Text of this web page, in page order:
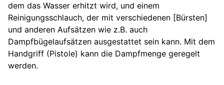
dem das Wasser erhitzt wird, und einem
Reinigungsschlauch, der mit verschiedenen [Bürsten]
und anderen Aufsätzen wie z.B. auch
Dampfbügelaufsätzen ausgestattet sein kann. Mit dem
Handgriff (Pistole) kann die Dampfmenge geregelt
werden.